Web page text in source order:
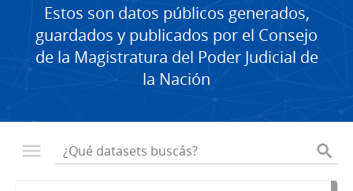
Estos son datos públicos generados,
guardados y publicados por el Consejo
de la Magistratura del Poder Judicial de
la Nación